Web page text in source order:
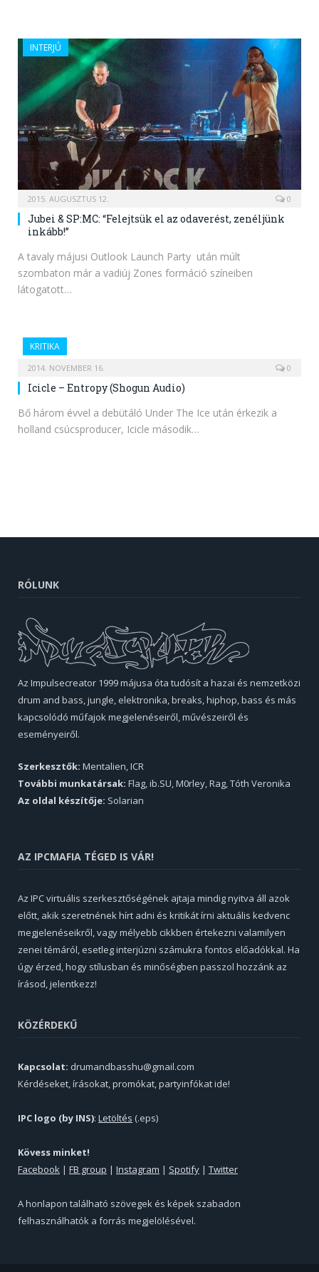
INTERJÚ
2015. AUGUSZTUS 12. 0
Jubei & SP:MC: “Felejtsük el az odaverést, zenéljünk
inkább!”
A tavaly májusi Outlook Launch Party után múlt
szombaton már a vadiúj Zones formáció színeiben
látogatott…
KRITIKA
2014. NOVEMBER 16. 0
Icicle – Entropy (Shogun Audio)
Bő három évvel a debütáló Under The Ice után érkezik a
holland csúcsproducer, Icicle második…
RÓLUNK
Az Impulsecreator 1999 májusa óta tudósít a hazai és nemzetközi
drum and bass, jungle, elektronika, breaks, hiphop, bass és más
kapcsolódó műfajok megjelenéseiről, művészeiről és
eseményeiről.
Szerkesztők: Mentalien, ICR
További munkatársak: Flag, ib.SU, M0rley, Rag, Tóth Veronika
Az oldal készítője: Solarian
AZ IPCMAFIA TÉGED IS VÁR!
Az IPC virtuális szerkesztőségének ajtaja mindig nyitva áll azok
előtt, akik szeretnének hírt adni és kritikát írni aktuális kedvenc
megjelenéseikről, vagy mélyebb cikkben értekezni valamilyen
zenei témáról, esetleg interjúzni számukra fontos előadókkal. Ha
úgy érzed, hogy stílusban és minőségben passzol hozzánk az
írásod, jelentkezz!
KÖZÉRDEKŰ
Kapcsolat: drumandbasshu@gmail.com
Kérdéseket, írásokat, promókat, partyinfókat ide!
IPC logo (by INS): Letöltés (.eps)
Kövess minket!
Facebook | FB group | Instagram | Spotify | Twitter
A honlapon található szövegek és képek szabadon
felhasználhatók a forrás megjelölésével.